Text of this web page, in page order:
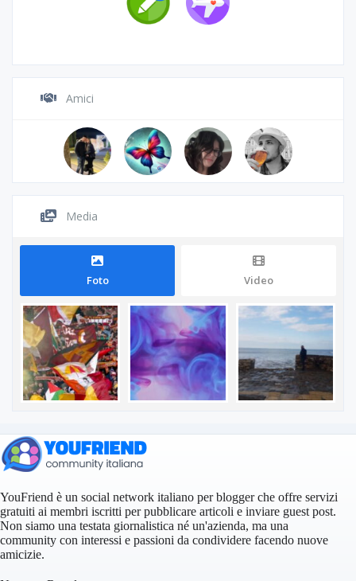
Amici
Media
Foto Video
YouFriend è un social network italiano per blogger che offre servizi
gratuiti ai membri iscritti per pubblicare articoli e inviare guest post.
Non siamo una testata giornalistica né un'azienda, ma una
community con interessi e passioni da condividere facendo nuove
amicizie.